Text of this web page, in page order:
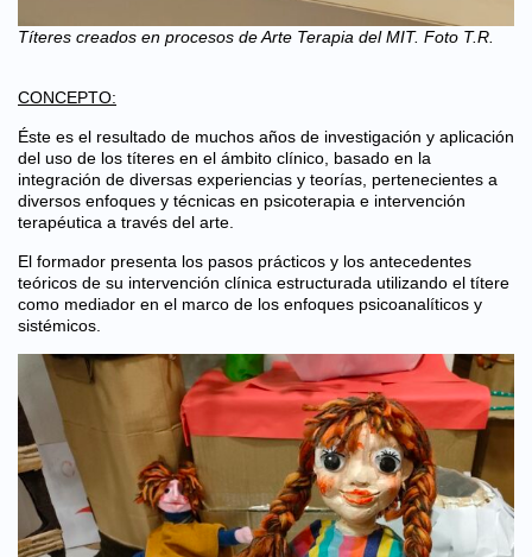
Títeres creados en procesos de Arte Terapia del MIT. Foto T.R.
CONCEPTO:
Éste es el resultado de muchos años de investigación y aplicación
del uso de los títeres en el ámbito clínico, basado en la
integración de diversas experiencias y teorías, pertenecientes a
diversos enfoques y técnicas en psicoterapia e intervención
terapéutica a través del arte.
El formador presenta los pasos prácticos y los antecedentes
teóricos de su intervención clínica estructurada utilizando el títere
como mediador en el marco de los enfoques psicoanalíticos y
sistémicos.